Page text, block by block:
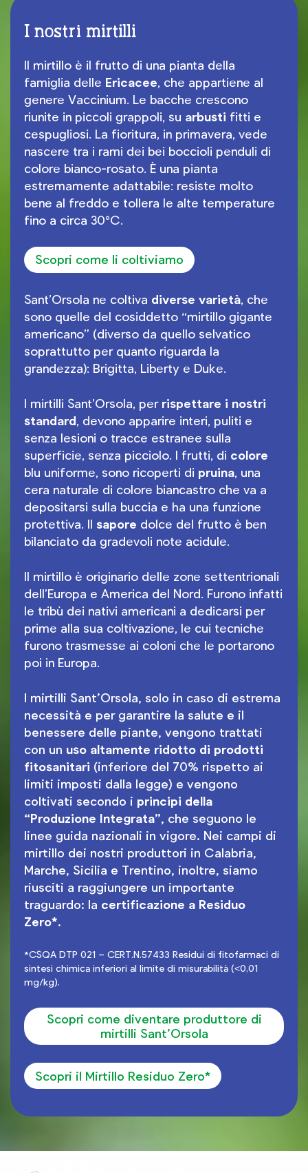
I nostri mirtilli
Il mirtillo è il frutto di una pianta della
famiglia delle Ericacee, che appartiene al
genere Vaccinium. Le bacche crescono
riunite in piccoli grappoli, su arbusti fitti e
cespugliosi. La fioritura, in primavera, vede
nascere tra i rami dei bei boccioli penduli di
colore bianco-rosato. È una pianta
estremamente adattabile: resiste molto
bene al freddo e tollera le alte temperature
fino a circa 30°C.
Scopri come li coltiviamo
Sant’Orsola ne coltiva diverse varietà, che
sono quelle del cosiddetto “mirtillo gigante
americano” (diverso da quello selvatico
soprattutto per quanto riguarda la
grandezza): Brigitta, Liberty e Duke.
I mirtilli Sant’Orsola, perrispettare i nostri
standard, devono apparire interi, puliti e
senza lesioni o tracce estranee sulla
superficie, senza picciolo. I frutti, di colore
blu uniforme, sono ricoperti di pruina, una
cera naturale di colore biancastro che va a
depositarsi sulla buccia e ha una funzione
protettiva. Il sapore dolce del frutto è ben
bilanciato da gradevoli note acidule.
Il mirtillo è originario delle zone settentrionali
dell’Europa e America del Nord. Furono infatti
le tribù dei nativi americani a dedicarsi per
prime alla sua coltivazione, le cui tecniche
furono trasmesse ai coloni che le portarono
poi in Europa.
I mirtilli Sant’Orsola, solo in caso di estrema
necessità e per garantire la salute e il
benessere delle piante, vengono trattati
con un uso altamente ridotto di prodotti
fitosanitari (inferiore del 70% rispetto ai
limiti imposti dalla legge) e vengono
coltivati secondo i principi della
“Produzione Integrata”, che seguono le
linee guida nazionali in vigore. Nei campi di
mirtillo dei nostri produttori in Calabria,
Marche, Sicilia e Trentino, inoltre, siamo
riusciti a raggiungere un importante
traguardo: la certificazione a Residuo
Zero*.
*CSQA DTP 021 – CERT.N.57433 Residui di fitofarmaci di
sintesi chimica inferiori al limite di misurabilità (<0,01
mg/kg).
Scopri come diventare produttore di
mirtilli Sant’Orsola
Scopri il Mirtillo Residuo Zero*